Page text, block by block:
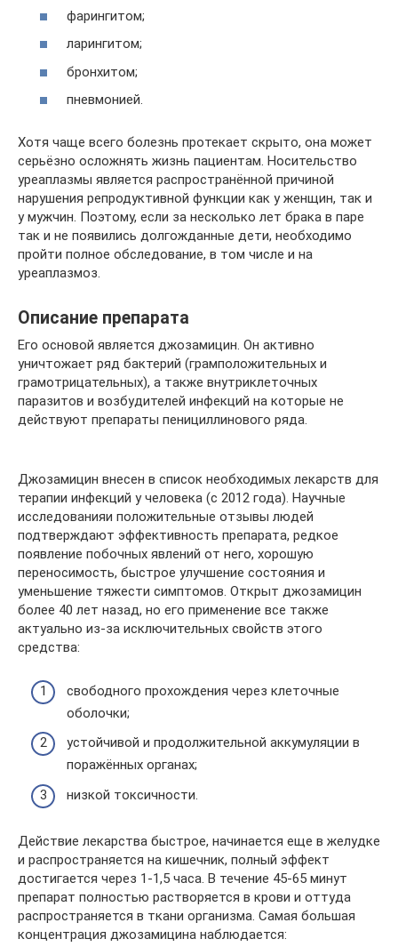
фарингитом;
ларингитом;
бронхитом;
пневмонией.
Хотя чаще всего болезнь протекает скрыто, она может
серьёзно осложнять жизнь пациентам. Носительство
уреаплазмы является распространённой причиной
нарушения репродуктивной функции как у женщин, так и
у мужчин. Поэтому, если за несколько лет брака в паре
так и не появились долгожданные дети, необходимо
пройти полное обследование, в том числе и на
уреаплазмоз.
Описание препарата
Его основой является джозамицин. Он активно
уничтожает ряд бактерий (грамположительных и
грамотрицательных), а также внутриклеточных
паразитов и возбудителей инфекций на которые не
действуют препараты пенициллинового ряда.
Джозамицин внесен в список необходимых лекарств для
терапии инфекций у человека (с 2012 года). Научные
исследованияи положительные отзывы людей
подтверждают эффективность препарата, редкое
появление побочных явлений от него, хорошую
переносимость, быстрое улучшение состояния и
уменьшение тяжести симптомов. Открыт джозамицин
более 40 лет назад, но его применение все также
актуально из-за исключительных свойств этого
средства:
свободного прохождения через клеточные
оболочки;
устойчивой и продолжительной аккумуляции в
поражённых органах;
низкой токсичности.
Действие лекарства быстрое, начинается еще в желудке
и распространяется на кишечник, полный эффект
достигается через 1-1,5 часа. В течение 45-65 минут
препарат полностью растворяется в крови и оттуда
распространяется в ткани организма. Самая большая
концентрация джозамицина наблюдается: